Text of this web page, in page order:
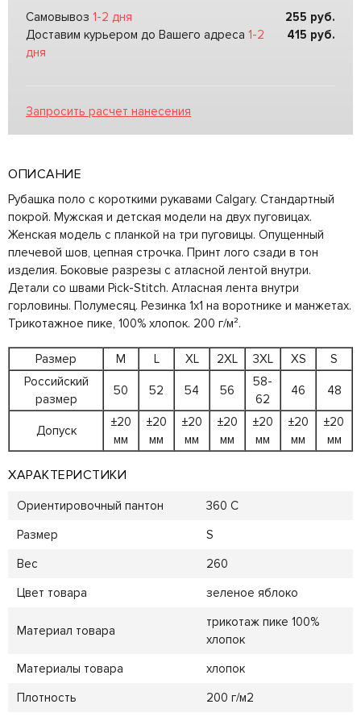
Самовывоз 1-2 дня 255 руб.
Доставим курьером до Вашего адреса 1-2
дня
415 руб.
Запросить расчет нанесения
ОПИСАНИЕ
Рубашка поло с короткими рукавами Calgary. Стандартный
покрой. Мужская и детская модели на двух пуговицах.
Женская модель с планкой на три пуговицы. Опущенный
плечевой шов, цепная строчка. Принт лого сзади в тон
изделия. Боковые разрезы с атласной лентой внутри.
Детали со швами Pick-Stitch. Атласная лента внутри
горловины. Полумесяц. Резинка 1х1 на воротнике и манжетах.
Трикотажное пике, 100% хлопок. 200 г/м².
Размер M L XL 2XL 3XL XS
S
Российский
размер
50 52 54 56
58-
62
46 48
Допуск
±20
мм
±20
мм
±20
мм
±20
мм
±20
мм
±20
мм
±20
мм
ХАРАКТЕРИСТИКИ
Ориентировочный пантон
360 C
Размер
S
Вес
260
Цвет товара
зеленое яблоко
Материал товара
трикотаж пике 100%
хлопок
Материалы товара
хлопок
Плотность
200 г/м2